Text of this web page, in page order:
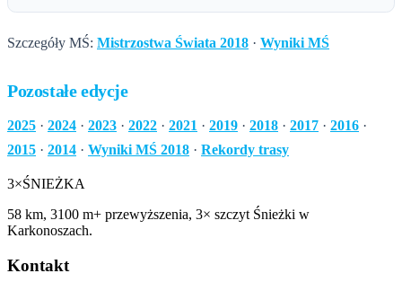
Szczegóły MŚ: Mistrzostwa Świata 2018 · Wyniki MŚ
Pozostałe edycje
2025 · 2024 · 2023 · 2022 · 2021 · 2019 · 2018 · 2017 · 2016 ·
2015 · 2014 · Wyniki MŚ 2018 · Rekordy trasy
3×ŚNIEŻKA
58 km, 3100 m+ przewyższenia, 3× szczyt Śnieżki w
Karkonoszach.
Kontakt